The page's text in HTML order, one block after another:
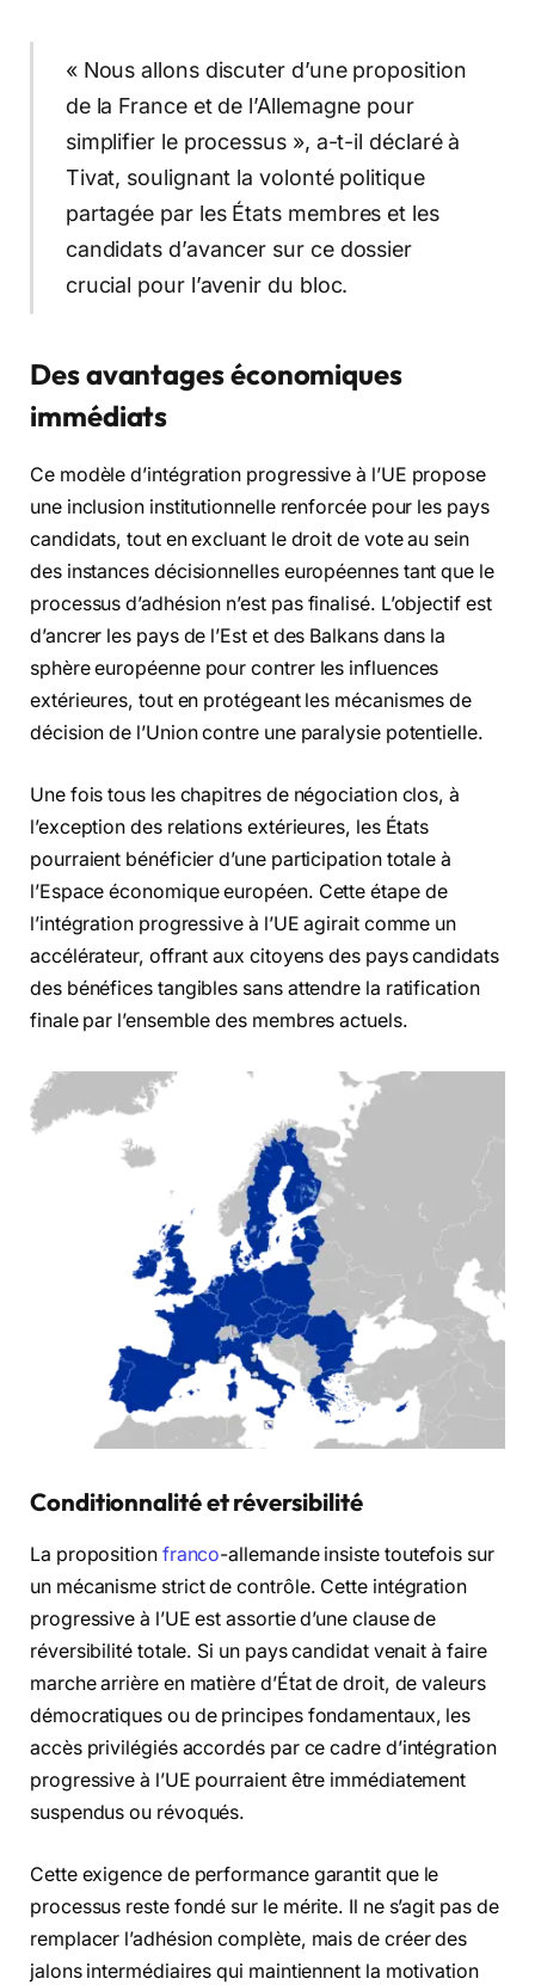
« Nous allons discuter d’une proposition
de la France et de l’Allemagne pour
simplifier le processus », a-t-il déclaré à
Tivat, soulignant la volonté politique
partagée par les États membres et les
candidats d’avancer sur ce dossier
crucial pour l’avenir du bloc.
Des avantages économiques
immédiats
Ce modèle d’intégration progressive à l’UE propose
une inclusion institutionnelle renforcée pour les pays
candidats, tout en excluant le droit de vote au sein
des instances décisionnelles européennes tant que le
processus d’adhésion n’est pas finalisé. L’objectif est
d’ancrer les pays de l’Est et des Balkans dans la
sphère européenne pour contrer les influences
extérieures, tout en protégeant les mécanismes de
décision de l’Union contre une paralysie potentielle.
Une fois tous les chapitres de négociation clos, à
l’exception des relations extérieures, les États
pourraient bénéficier d’une participation totale à
l’Espace économique européen. Cette étape de
l’intégration progressive à l’UE agirait comme un
accélérateur, offrant aux citoyens des pays candidats
des bénéfices tangibles sans attendre la ratification
finale par l’ensemble des membres actuels.
Conditionnalité et réversibilité
La proposition franco-allemande insiste toutefois sur
un mécanisme strict de contrôle. Cette intégration
progressive à l’UE est assortie d’une clause de
réversibilité totale. Si un pays candidat venait à faire
marche arrière en matière d’État de droit, de valeurs
démocratiques ou de principes fondamentaux, les
accès privilégiés accordés par ce cadre d’intégration
progressive à l’UE pourraient être immédiatement
suspendus ou révoqués.
Cette exigence de performance garantit que le
processus reste fondé sur le mérite. Il ne s’agit pas de
remplacer l’adhésion complète, mais de créer des
jalons intermédiaires qui maintiennent la motivation